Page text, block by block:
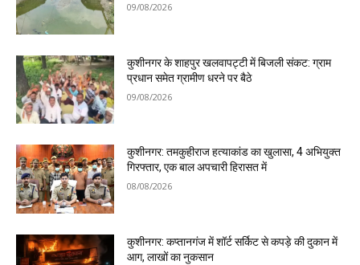
09/08/2026
कुशीनगर के शाहपुर खलवापट्टी में बिजली संकट: ग्राम
प्रधान समेत ग्रामीण धरने पर बैठे
09/08/2026
कुशीनगर: तमकुहीराज हत्याकांड का खुलासा, 4 अभियुक्त
गिरफ्तार, एक बाल अपचारी हिरासत में
08/08/2026
कुशीनगर: कप्तानगंज में शॉर्ट सर्किट से कपड़े की दुकान में
आग, लाखों का नुकसान